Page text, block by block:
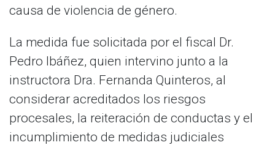
causa de violencia de género.
La medida fue solicitada por el fiscal Dr.
Pedro Ibáñez, quien intervino junto a la
instructora Dra. Fernanda Quinteros, al
considerar acreditados los riesgos
procesales, la reiteración de conductas y el
incumplimiento de medidas judiciales